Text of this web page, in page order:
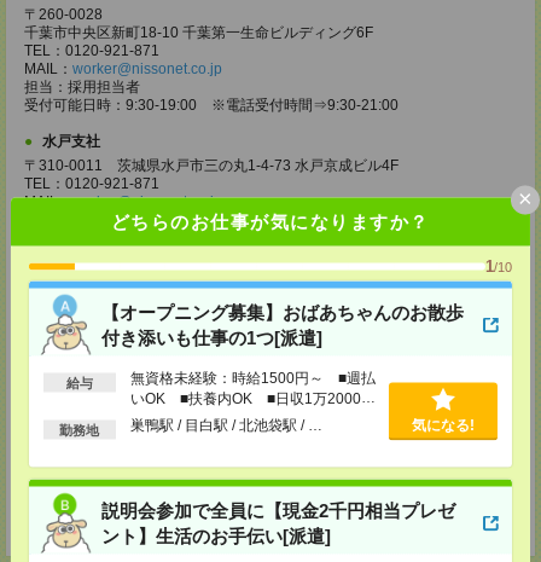
どちらのお仕事が気になりますか？
1/10
【オープニング募集】おばあちゃんのお散歩
付き添いも仕事の1つ[派遣]
給与
無資格未経験：時給1500円～ ■週払
いOK ■扶養内OK ■日収1万2000円
以上
勤務地 巣鴨駅 / 目白駅 / 北池袋駅 / … 気になる!
説明会参加で全員に【現金2千円相当プレゼ
ント】生活のお手伝い[派遣]
×
〒260-0028
千葉市中央区新町18-10 千葉第一生命ビルディング6F
TEL：0120-921-871
MAIL： worker@nissonet.co.jp
担当：採用担当者
受付可能日時：9:30-19:00 ※電話受付時間⇒9:30-21:00
水戸支社
〒310-0011 茨城県水戸市三の丸1-4-73 水戸京成ビル4F
TEL：0120-921-871
MAIL：worker@nissonet.co.jp
担当：採用担当者
宇都宮支社
〒320-0811 栃木県宇都宮市大通り1-2-11 フコク生命ビル4F
TEL：0120-921-871
MAIL：worker@nissonet.co.jp
担当：採用担当者
受付可能日時：9:30-19:00 ※電話受付時間⇒9:30-21:00
埼玉県さいたま市大宮区仲町2-23-2 大宮仲町センタービル3F（さいたま
TEL：0120-921-871
MAIL：worker@nissonet.co.jp
担当：採用担当者
受付可能日時：9:30-19:00 ※電話受付時間⇒9:30-21:00